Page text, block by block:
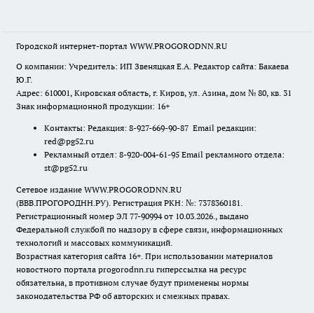
Городской интернет-портал WWW.PROGORODNN.RU
О компании: Учредитель: ИП Звеняцкая Е.А. Редактор сайта: Бакаева
Ю.Г.
Адрес: 610001, Кировская область, г. Киров, ул. Азина, дом № 80, кв. 31
Знак информационной продукции: 16+
Контакты: Редакция: 8-927-669-90-87 Email редакции:
red@pg52.ru
Рекламный отдел: 8-920-004-61-95 Email рекламного отдела:
st@pg52.ru
Сетевое издание WWW.PROGORODNN.RU
(ВВВ.ПРОГОРОДНН.РУ). Регистрация РКН: №: 7378360181.
Регистрационный номер ЭЛ 77-90994 от 10.03.2026., выдано
Федеральной службой по надзору в сфере связи, информационных
технологий и массовых коммуникаций.
Возрастная категория сайта 16+. При использовании материалов
новостного портала progorodnn.ru гиперссылка на ресурс
обязательна, в противном случае будут применены нормы
законодательства РФ об авторских и смежных правах.